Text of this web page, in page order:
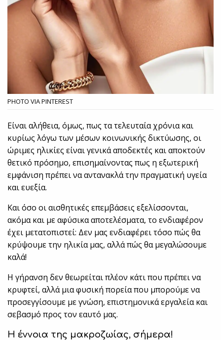
PHOTO VIA PINTEREST
Είναι αλήθεια, όμως, πως τα τελευταία χρόνια και
κυρίως λόγω των μέσων κοινωνικής δικτύωσης, οι
ώριμες ηλικίες είναι γενικά αποδεκτές και αποκτούν
θετικό πρόσημο, επισημαίνοντας πως η εξωτερική
εμφάνιση πρέπει να αντανακλά την πραγματική υγεία
και ευεξία.
Και όσο οι αισθητικές επεμβάσεις εξελίσσονται,
ακόμα και με αφύσικα αποτελέσματα, το ενδιαφέρον
έχει μετατοπιστεί: Δεν μας ενδιαφέρει τόσο πώς θα
κρύψουμε την ηλικία μας, αλλά πώς θα μεγαλώσουμε
καλά!
Η γήρανση δεν θεωρείται πλέον κάτι που πρέπει να
κρυφτεί, αλλά μια φυσική πορεία που μπορούμε να
προσεγγίσουμε με γνώση, επιστημονικά εργαλεία και
σεβασμό προς τον εαυτό μας.
Η έννοια της μακροζωίας, σήμερα!